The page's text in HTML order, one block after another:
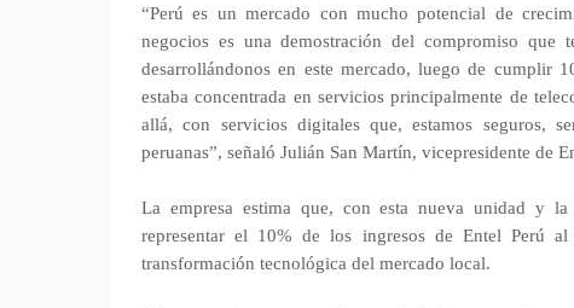
“Perú es un mercado con mucho potencial de
negocios es una demostración del compromiso
desarrollándonos en este mercado, luego de cumplir
estaba concentrada en servicios principalmente de
allá, con servicios digitales que, estamos seguros,
peruanas”, señaló Julián San Martín, vicepresidente de
La empresa estima que, con esta nueva unidad y
representar el 10% de los ingresos de Entel Perú
transformación tecnológica del mercado local.